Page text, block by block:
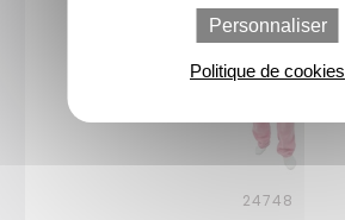
24748
Personnaliser
Politique de cookies